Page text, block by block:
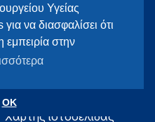
Υγείας
να διασφαλίσει ότι
εμπειρία στην
OK
Υγεία
Χάρτης ιστοσελίδας